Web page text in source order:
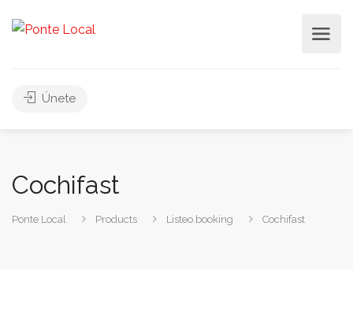
Únete
Cochifast
Ponte Local Products Listeo booking Cochifast